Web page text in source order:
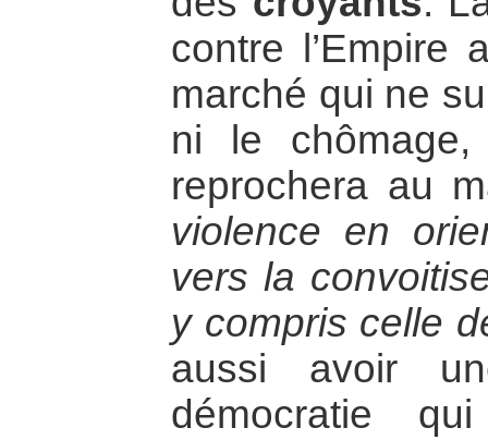
contre l’Empire
marché qui ne
ni le chômage,
reprochera au
violence en
vers la
y compris celle
aussi avoir
démocratie